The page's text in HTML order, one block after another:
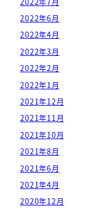
2022年6月
2022年4月
2022年3月
2022年2月
2022年1月
2021年12月
2021年11月
2021年10月
2021年8月
2021年6月
2021年4月
2020年12月